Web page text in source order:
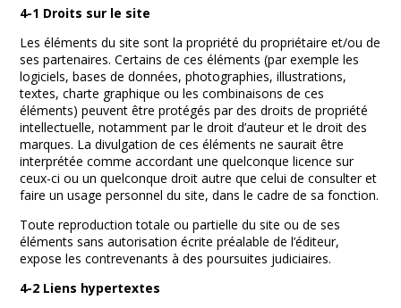
4-1 Droits sur le site
Les éléments du site sont la propriété du propriétaire et/ou de
ses partenaires. Certains de ces éléments (par exemple les
logiciels, bases de données, photographies, illustrations,
textes, charte graphique ou les combinaisons de ces
éléments) peuvent être protégés par des droits de propriété
intellectuelle, notamment par le droit d’auteur et le droit des
marques. La divulgation de ces éléments ne saurait être
interprétée comme accordant une quelconque licence sur
ceux-ci ou un quelconque droit autre que celui de consulter et
faire un usage personnel du site, dans le cadre de sa fonction.
Toute reproduction totale ou partielle du site ou de ses
éléments sans autorisation écrite préalable de l’éditeur,
expose les contrevenants à des poursuites judiciaires.
4-2 Liens hypertextes